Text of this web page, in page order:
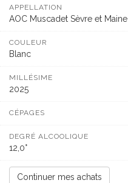
APPELLATION
AOC Muscadet Sèvre et Maine
COULEUR
Blanc
MILLÉSIME
2025
CÉPAGES
DEGRÉ ALCOOLIQUE
12,0°
Continuer mes achats